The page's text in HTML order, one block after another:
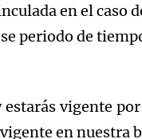
en el caso
periodo de
vigente por
en nuestra